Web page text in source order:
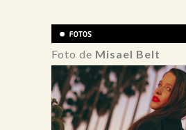
Foto de Misael Belt